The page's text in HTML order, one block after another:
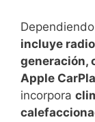
incluye
generación,
Apple
incorpora